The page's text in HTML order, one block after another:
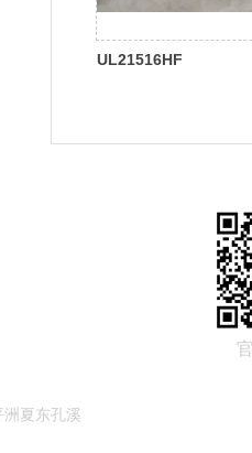
UL21516HF
洲夏东孔溪